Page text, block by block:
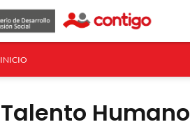
INICIO
Talento Humano